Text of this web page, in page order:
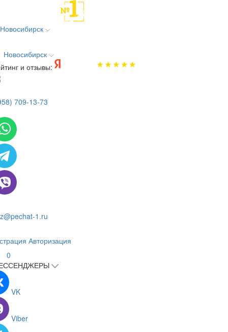
Новосибирск
Новосибирск
и отзывы:
709-13-73
1.ru
Авторизация
0
VK
Viber